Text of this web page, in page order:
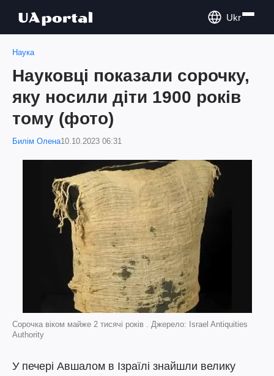
Ukr
Наука
Науковці показали сорочку,
яку носили діти 1900 років
тому (фото)
Билім Олена10.10.2023 06:31
Сорочка віком майже 2 тисячі років . Джерело: Israel Antiquities
Authority
У печері Авшалом в Ізраїлі знайшли велику